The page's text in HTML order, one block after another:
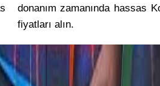
donanım zamanında hassas
fiyatları alın.